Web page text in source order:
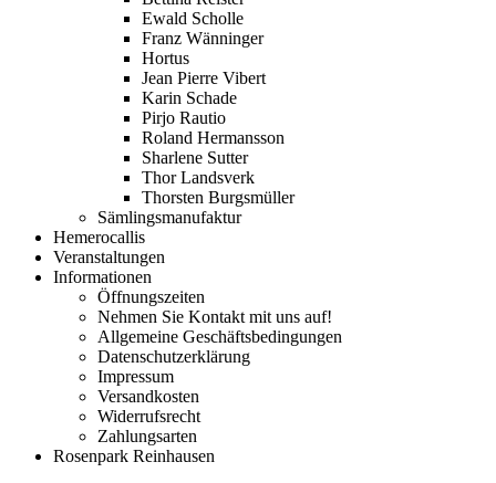
Ewald Scholle
Franz Wänninger
Hortus
Jean Pierre Vibert
Karin Schade
Pirjo Rautio
Roland Hermansson
Sharlene Sutter
Thor Landsverk
Thorsten Burgsmüller
Sämlingsmanufaktur
Hemerocallis
Veranstaltungen
Informationen
Öffnungszeiten
Nehmen Sie Kontakt mit uns auf!
Allgemeine Geschäftsbedingungen
Datenschutzerklärung
Impressum
Versandkosten
Widerrufsrecht
Zahlungsarten
Rosenpark Reinhausen